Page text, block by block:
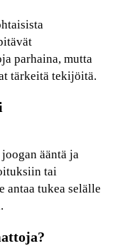
parhaina, mutta
tärkeitä tekijöitä.
ääntä ja
tai
antaa tukea selälle